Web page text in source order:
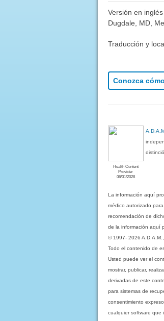
Versión en
Dugdale, MD,
Traducción y
Conozca
Health Content
Provider
06/01/2028
La información aquí
médico autorizado
recomendación de
de la información aquí
© 1997- 2026
Todo el contenido de
Usted puede ver el
mostrar, publicar,
derivadas de este
para sistemas de
consentimiento
cualquier software que